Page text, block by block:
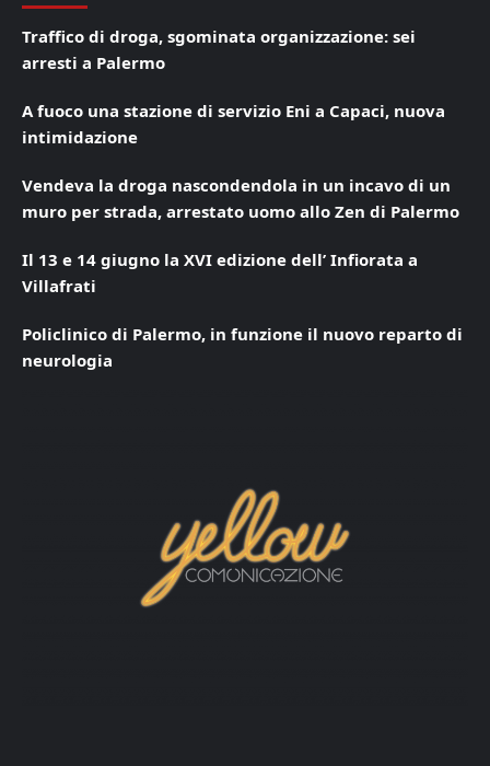
Traffico di droga, sgominata organizzazione: sei
arresti a Palermo
A fuoco una stazione di servizio Eni a Capaci, nuova
intimidazione
Vendeva la droga nascondendola in un incavo di un
muro per strada, arrestato uomo allo Zen di Palermo
Il 13 e 14 giugno la XVI edizione dell’ Infiorata a
Villafrati
Policlinico di Palermo, in funzione il nuovo reparto di
neurologia